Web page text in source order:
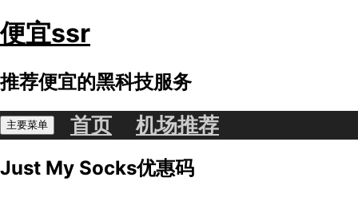
跳
至
容
便宜ssr
推荐便宜的黑科技服务
主要菜单 首页 机场推荐
Just My Socks优惠码